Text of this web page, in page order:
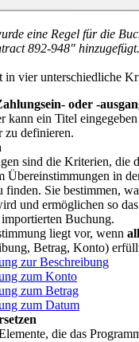
eine Regel für die
892-948" hinzugefügt.
in vier unterschiedliche
oder -
kann ein Titel
zu definieren.
sind die Kriterien, die
Übereinstimmungen in
finden. Sie bestimmen,
und ermöglichen so
Buchung.
liegt vor, wenn
Betrag, Konto)
zur Beschreibung
zum Konto
zum Betrag
zum Datum
die das